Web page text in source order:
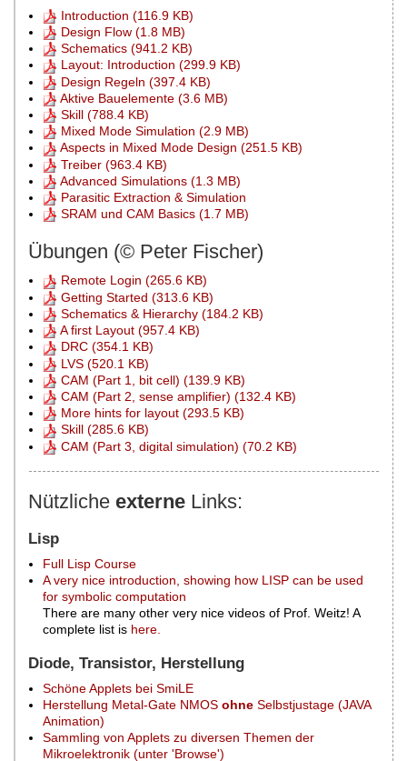
Introduction (116.9 KB)
Design Flow (1.8 MB)
Schematics (941.2 KB)
Layout: Introduction (299.9 KB)
Design Regeln (397.4 KB)
Aktive Bauelemente (3.6 MB)
Skill (788.4 KB)
Mixed Mode Simulation (2.9 MB)
Aspects in Mixed Mode Design (251.5 KB)
Treiber (963.4 KB)
Advanced Simulations (1.3 MB)
Parasitic Extraction & Simulation
SRAM und CAM Basics (1.7 MB)
Übungen (© Peter Fischer)
Remote Login (265.6 KB)
Getting Started (313.6 KB)
Schematics & Hierarchy (184.2 KB)
A first Layout (957.4 KB)
DRC (354.1 KB)
LVS (520.1 KB)
CAM (Part 1, bit cell) (139.9 KB)
CAM (Part 2, sense amplifier) (132.4 KB)
More hints for layout (293.5 KB)
Skill (285.6 KB)
CAM (Part 3, digital simulation) (70.2 KB)
Nützliche externe Links:
Lisp
Full Lisp Course
A very nice introduction, showing how LISP can be used
for symbolic computation
There are many other very nice videos of Prof. Weitz! A
complete list is here.
Diode, Transistor, Herstellung
Schöne Applets bei SmiLE
Herstellung Metal-Gate NMOS ohne Selbstjustage (JAVA
Animation)
Sammling von Applets zu diversen Themen der
Mikroelektronik (unter 'Browse')